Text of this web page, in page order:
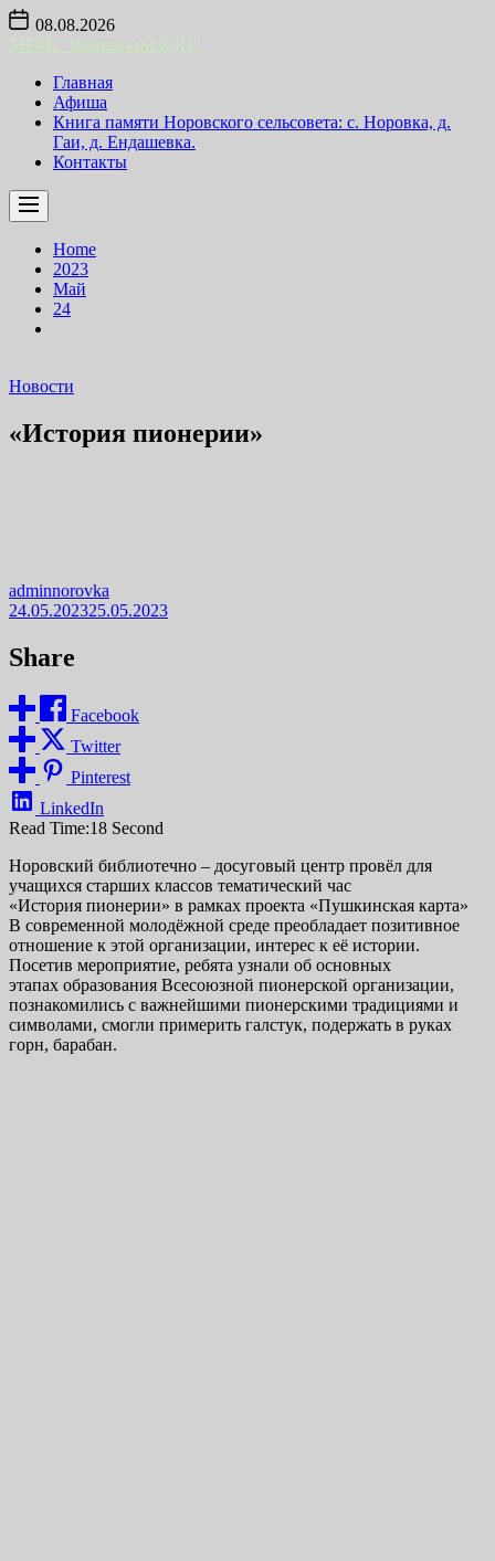
Skip
content
08.08.2026
Главная
Афиша
Книга памяти Норовского сельсовета: с. Норовка, д.
Гаи, д. Ендашевка.
Контакты
Home
2023
Май
24
Новости
«История пионерии»
adminnorovka
24.05.202325.05.2023
Share
Facebook
Twitter
Pinterest
LinkedIn
Read Time:18 Second
Норовский библиотечно – досуговый центр провёл для
учащихся старших классов тематический час
«История пионерии» в рамках проекта «Пушкинская карта»
В современной молодёжной среде преобладает позитивное
отношение к этой организации, интерес к её истории.
Посетив мероприятие, ребята узнали об основных
этапах образования Всесоюзной пионерской организации,
познакомились с важнейшими пионерскими традициями и
символами, смогли примерить галстук, подержать в руках
горн, барабан.